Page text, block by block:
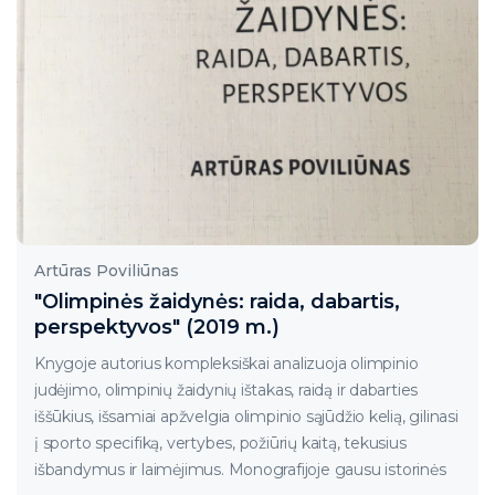
Artūras Poviliūnas
"Olimpinės žaidynės: raida, dabartis,
perspektyvos" (2019 m.)
Knygoje autorius kompleksiškai analizuoja olimpinio
judėjimo, olimpinių žaidynių ištakas, raidą ir dabarties
iššūkius, išsamiai apžvelgia olimpinio sąjūdžio kelią, gilinasi
į sporto specifiką, vertybes, požiūrių kaitą, tekusius
išbandymus ir laimėjimus. Monografijoje gausu istorinės